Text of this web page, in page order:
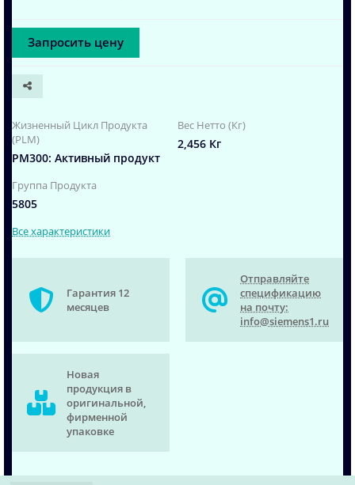
Запросить цену
Жизненный Цикл Продукта
(PLM)
PM300: Активный продукт
Вес Нетто (Кг)
2,456 Кг
Группа Продукта
5805
Все характеристики
Гарантия 12
месяцев
Отправляйте
спецификацию
на почту:
info@siemens1.ru
Новая
продукция в
оригинальной,
фирменной
упаковке